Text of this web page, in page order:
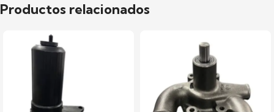
Productos relacionados